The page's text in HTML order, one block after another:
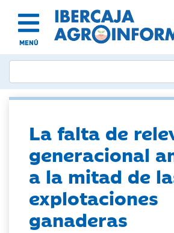
MENÚ
La falta de
generacional
a la mitad de
explotaciones
ganaderas